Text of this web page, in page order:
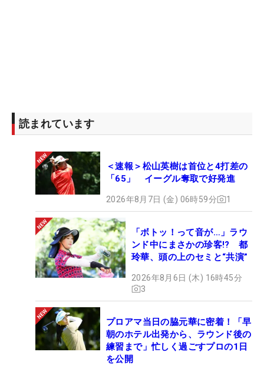
読まれています
＜速報＞松山英樹は首位と4打差の
「65」 イーグル奪取で好発進
2026年8月7日 (金) 06時59分 1
「ボトッ！って音が…」ラウ
ンド中にまさかの珍客!? 都
玲華、頭の上のセミと“共演”
2026年8月6日 (木) 16時45分
3
プロアマ当日の脇元華に密着！「早
朝のホテル出発から、ラウンド後の
練習まで」忙しく過ごすプロの1日
を公開